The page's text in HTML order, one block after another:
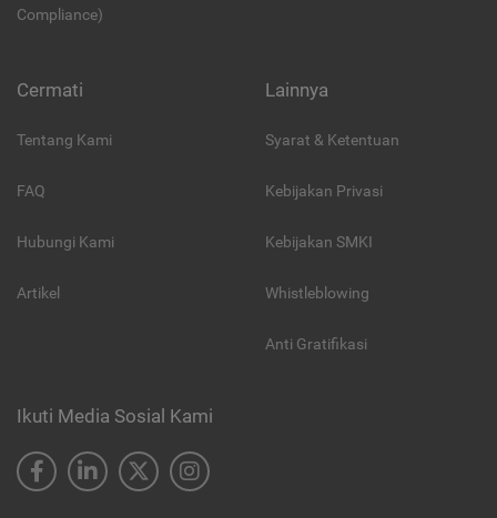
Compliance)
Cermati
Tentang Kami
FAQ
Hubungi Kami
Artikel
Lainnya
Syarat & Ketentuan
Kebijakan Privasi
Kebijakan SMKI
Whistleblowing
Anti Gratifikasi
Ikuti Media Sosial Kami